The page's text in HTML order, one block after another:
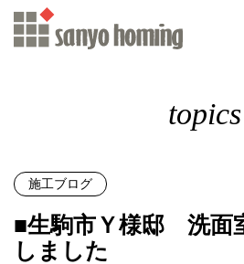
topics
施工ブログ
■生駒市Ｙ様邸 洗面
しました